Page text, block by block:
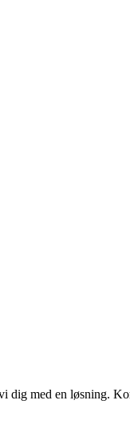
dig med en løsning.